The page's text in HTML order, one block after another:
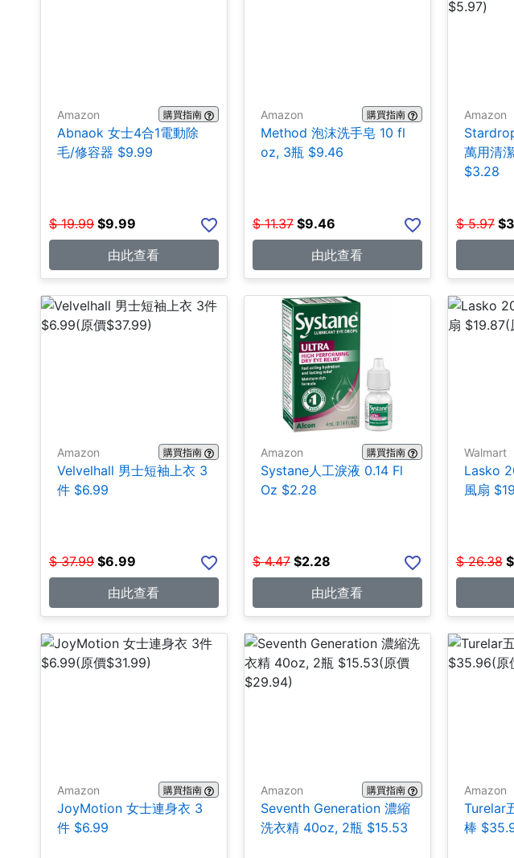
Amazon 購買指南
Abnaok 女士4合1電動除
毛/修容器 $9.99
$ 19.99 $9.99
由此查看
Amazon 購買指南
Method 泡沫洗手皂 10 fl
oz, 3瓶 $9.46
$ 11.37 $9.46
由此查看
Amazon
萬用清
$3.28
$ 5.97 $
Amazon 購買指南
Velvelhall 男士短袖上衣 3
件 $6.99
$ 37.99 $6.99
由此查看
Amazon 購買指南
Systane人工淚液 0.14 Fl
Oz $2.28
$ 4.47 $2.28
由此查看
Walmart
Lasko
風扇
$ 26.38 $
Amazon 購買指南
JoyMotion 女士連身衣 3
件 $6.99
Amazon 購買指南
Seventh Generation 濃縮
洗衣精 40oz, 2瓶 $15.53
Amazon
Turelar
棒